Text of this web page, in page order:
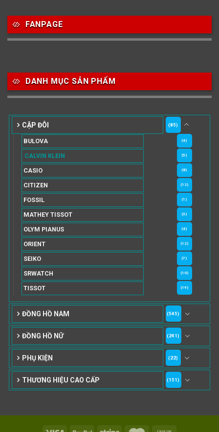
FANPAGE
DANH MỤC SẢN PHẨM
CẶP ĐÔI (85)
BULOVA (4)
CALVIN KLEIN (5)
CASIO (8)
CITIZEN (12)
FOSSIL (1)
MATHEY TISSOT (3)
OLYM PIANUS (4)
ORIENT (12)
SEIKO (7)
SRWATCH (10)
TISSOT (19)
ĐỒNG HỒ NAM (545)
ĐỒNG HỒ NỮ (241)
PHỤ KIỆN (22)
THƯƠNG HIỆU CAO CẤP (151)